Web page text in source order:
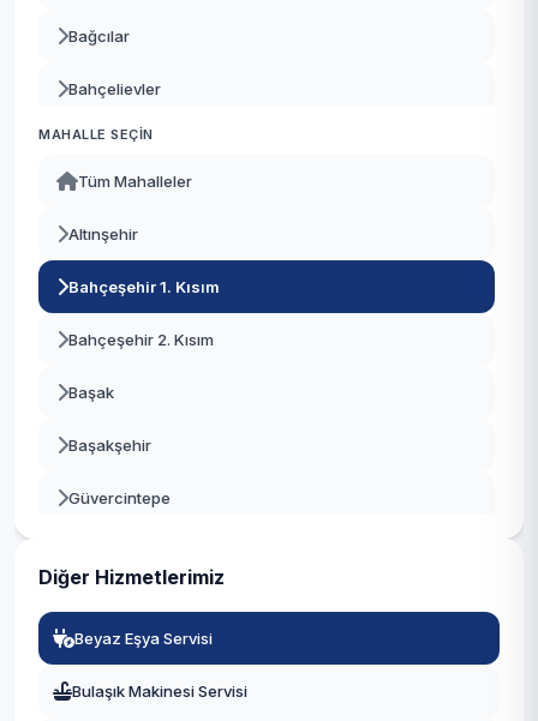
Bağcılar
Bahçelievler
Bakırköy
Başakşehir
Bayrampaşa
Beşiktaş
Beykoz
Beylikdüzü
Beyoğlu
Büyükçekmece
Çekmeköy
Esenler
MAHALLE SEÇIN
Tüm Mahalleler
Altınşehir
Bahçeşehir 1. Kısım
Bahçeşehir 2. Kısım
Başak
Başakşehir
Güvercintepe
Diğer Hizmetlerimiz
Beyaz Eşya Servisi
Bulaşık Makinesi Servisi